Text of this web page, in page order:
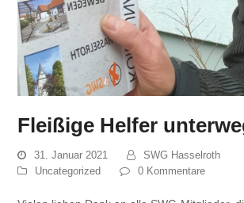
Fleißige Helfer
31. Januar 2021
SWG Hasselroth
Uncategorized
0 Kommentare